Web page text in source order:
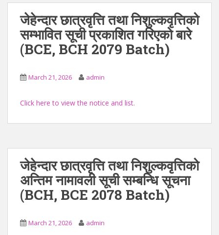
जेहेन्दार छात्रवृत्ति तथा निशुल्कवृत्तिको
सम्भावित सूची प्रकाशित गरिएको बारे
(BCE, BCH 2079 Batch)
March 21, 2026 admin
Click here to view the notice and list.
जेहेन्दार छात्रवृत्ति तथा निशुल्कवृत्तिको
अन्तिम नामावली सूची सम्बन्धि सूचना
(BCH, BCE 2078 Batch)
March 21, 2026 admin